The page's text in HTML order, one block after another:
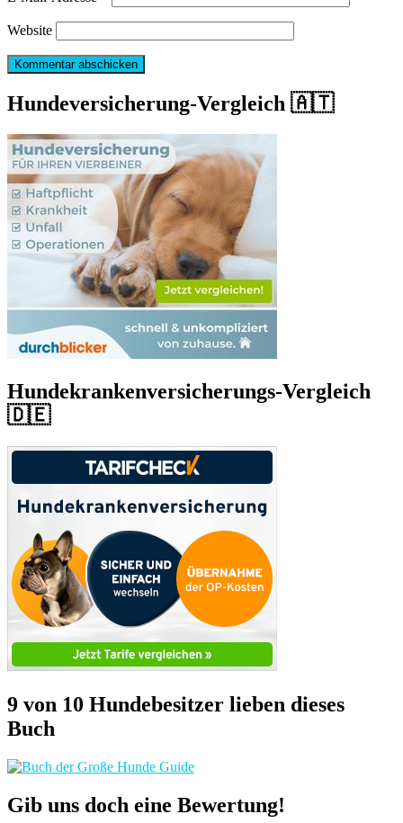
Website
Hundeversicherung-Vergleich 🇦🇹
Hundekrankenversicherungs-Vergleich
🇩🇪
9 von 10 Hundebesitzer lieben dieses
Buch
Gib uns doch eine Bewertung!